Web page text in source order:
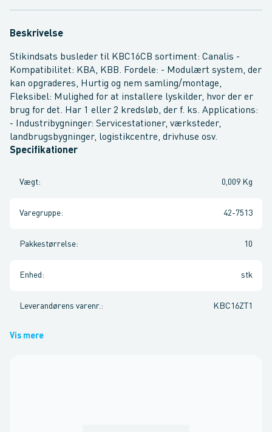
Beskrivelse
Stikindsats busleder til KBC16CB sortiment: Canalis -
Kompatibilitet: KBA, KBB. Fordele: - Modulært system, der
kan opgraderes, Hurtig og nem samling/montage,
Fleksibel: Mulighed for at installere lyskilder, hvor der er
brug for det. Har 1 eller 2 kredsløb, der f. ks. Applications:
- Industribygninger: Servicestationer, værksteder,
landbrugsbygninger, logistikcentre, drivhuse osv.
Specifikationer
Vægt: 0,009 Kg
Varegruppe: 42-7513
Pakkestørrelse: 10
Enhed : stk
Leverandørens varenr. : KBC16ZT1
Vis mere